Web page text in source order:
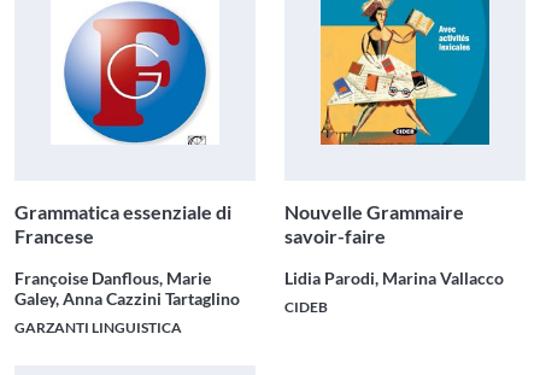
Grammatica essenziale di
Francese
Françoise Danflous, Marie
Galey, Anna Cazzini Tartaglino
GARZANTI LINGUISTICA
Nouvelle Grammaire
savoir-faire
Lidia Parodi, Marina Vallacco
CIDEB